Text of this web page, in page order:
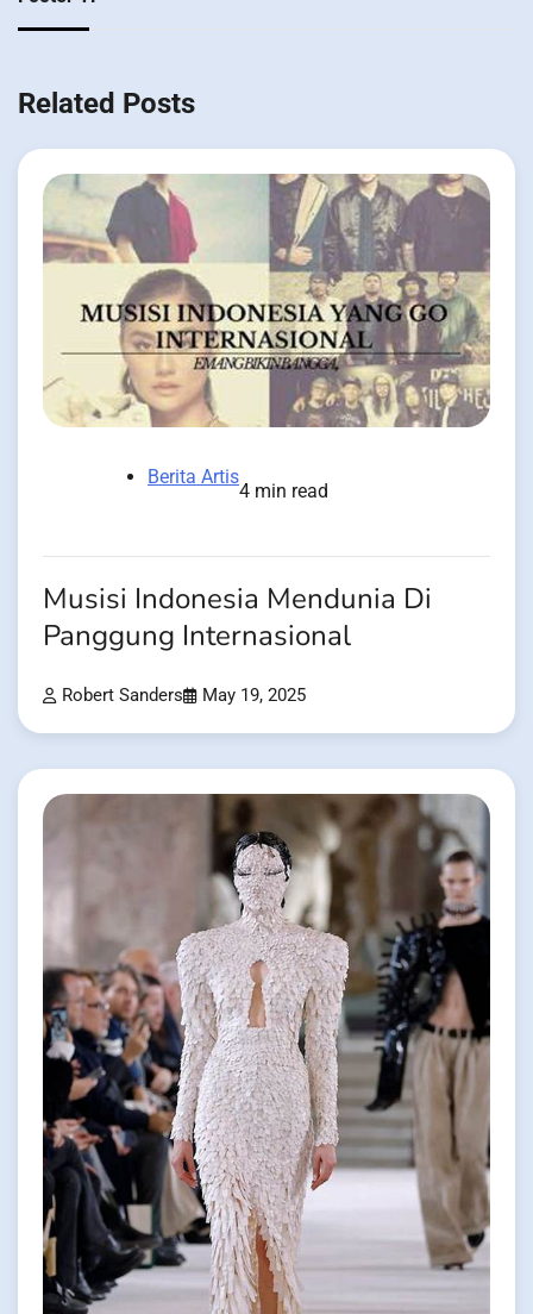
Related Posts
Berita Artis
4 min read
Musisi Indonesia Mendunia Di
Panggung Internasional
Robert Sanders May 19, 2025